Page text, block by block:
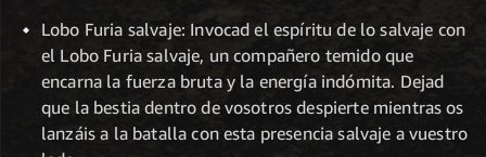
Lobo Furia salvaje: Invocad el espíritu de lo salvaje con
el Lobo Furia salvaje, un compañero temido que
encarna la fuerza bruta y la energía indómita. Dejad
que la bestia dentro de vosotros despierte mientras os
lanzáis a la batalla con esta presencia salvaje a vuestro